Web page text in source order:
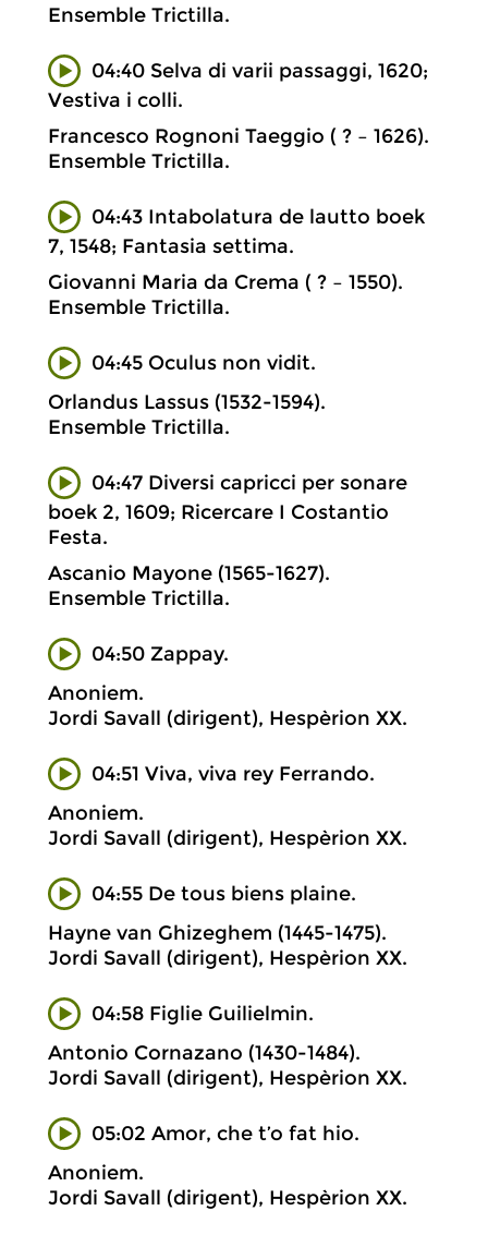
Ensemble Trictilla.
04:40 Selva di varii passaggi, 1620;
Vestiva i colli.
Francesco Rognoni Taeggio ( ? – 1626).
Ensemble Trictilla.
04:43 Intabolatura de lautto boek
7, 1548; Fantasia settima.
Giovanni Maria da Crema ( ? – 1550).
Ensemble Trictilla.
04:45 Oculus non vidit.
Orlandus Lassus (1532-1594).
Ensemble Trictilla.
04:47 Diversi capricci per sonare
boek 2, 1609; Ricercare I Costantio
Festa.
Ascanio Mayone (1565-1627).
Ensemble Trictilla.
04:50 Zappay.
Anoniem.
Jordi Savall (dirigent), Hespèrion XX.
04:51 Viva, viva rey Ferrando.
Anoniem.
Jordi Savall (dirigent), Hespèrion XX.
04:55 De tous biens plaine.
Hayne van Ghizeghem (1445-1475).
Jordi Savall (dirigent), Hespèrion XX.
04:58 Figlie Guilielmin.
Antonio Cornazano (1430-1484).
Jordi Savall (dirigent), Hespèrion XX.
05:02 Amor, che t’o fat hio.
Anoniem.
Jordi Savall (dirigent), Hespèrion XX.